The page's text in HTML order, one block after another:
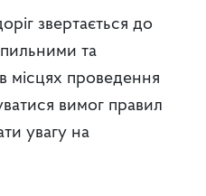
звертається до
та
місцях проведення
вимог правил
увагу на